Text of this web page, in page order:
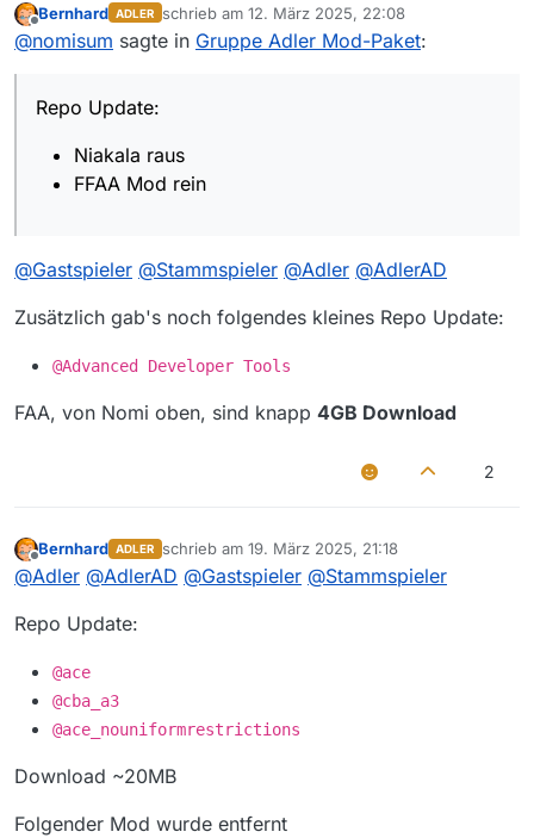
Repo Update:
Niakala raus
Offline
Bernhard ADLER schrieb am 12. März 2025, 22:08
zuletzt editiert von
@nomisum sagte in Gruppe Adler Mod-Paket:
Repo Update:
Niakala raus
FFAA Mod rein
@Gastspieler @Stammspieler @Adler @AdlerAD
Zusätzlich gab's noch folgendes kleines Repo Update:
@Advanced Developer Tools
FAA, von Nomi oben, sind knapp 4GB Download
2
Offline
Bernhard ADLER schrieb am 19. März 2025, 21:18
zuletzt editiert von
@Adler @AdlerAD @Gastspieler @Stammspieler
Repo Update:
@ace
@cba_a3
@ace_nouniformrestrictions
Download ~20MB
Folgender Mod wurde entfernt